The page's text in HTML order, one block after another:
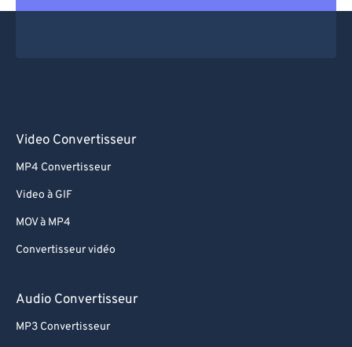
Video Convertisseur
MP4 Convertisseur
Video à GIF
MOV à MP4
Convertisseur vidéo
Audio Convertisseur
MP3 Convertisseur